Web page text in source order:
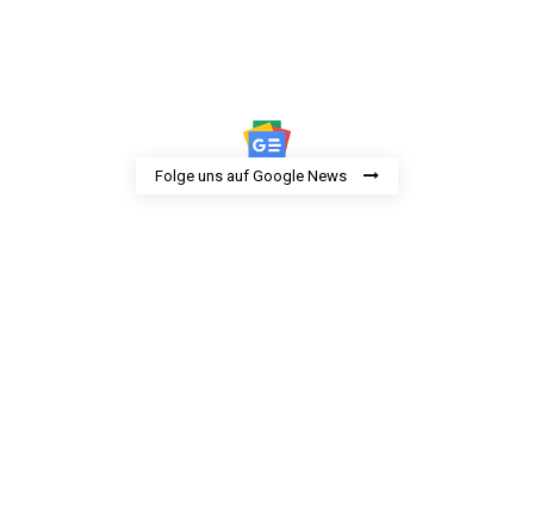
Folge uns auf Google News